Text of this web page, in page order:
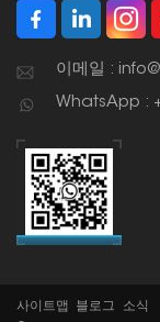
이메일 :
WhatsApp :
사이트맵 블로그
소식